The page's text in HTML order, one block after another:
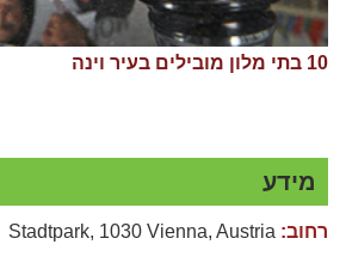
10 בתי מלון מובילים בעיר וינה
מידע
רחוב: